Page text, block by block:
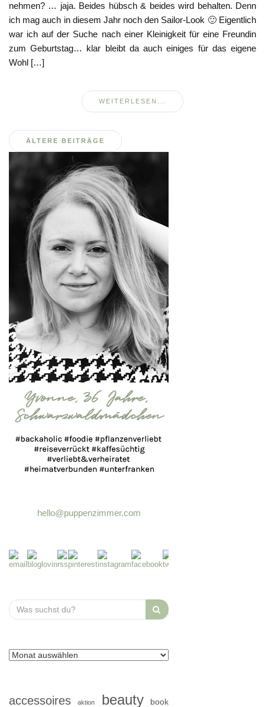
nehmen? … jaja. Beides hübsch & beides wird behalten. Denn
ich mag auch in diesem Jahr noch den Sailor-Look 🙂 Eigentlich
war ich auf der Suche nach einer Kleinigkeit für eine Freundin
zum Geburtstag… klar bleibt da auch einiges für das eigene
Wohl […]
WEITERLESEN...
Beitragsnavigation
ÄLTERE BEITRÄGE
hello@puppenzimmer.com
Search
for:
accessoires aktion beauty book